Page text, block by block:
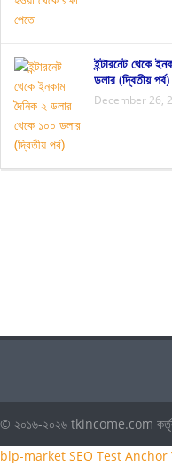
ইন্টারনেট থেকে
ডলার (দ্বিতীয় পর্ব)
December 26,
© ২০১৬-২০২৬ tkincome.com কর্তৃক
blp-market SEO Test Anchor